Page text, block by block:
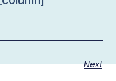
Next